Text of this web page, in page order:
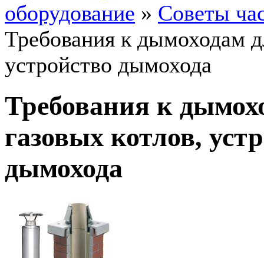
оборудование » Советы
Требования к дымоходам
устройство дымохода
Требования к
газовых котлов,
дымохода